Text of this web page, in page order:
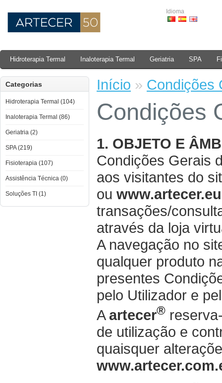
Idioma
Hidroterapia Termal Inaloterapia Termal Geriatria SPA
Categorias
Hidroterapia Termal (104)
Inaloterapia Termal (86)
Geriatria (2)
SPA (219)
Fisioterapia (107)
Assistência Técnica (0)
Soluções TI (1)
Início » Condições
Condições
1. OBJETO E
Condições Gerais
aos visitantes do
ou www.artecer.eu
transações/
através da loja
A navegação no
qualquer produto
presentes
pelo Utilizador e
Aartecer®
de utilização e
quaisquer